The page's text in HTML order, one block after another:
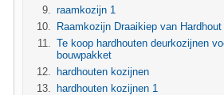
raamkozijn 1
Raamkozijn Draaikiep van Hardhout
Te koop hardhouten deurkozijnen
bouwpakket
hardhouten kozijnen
hardhouten kozijnen 1